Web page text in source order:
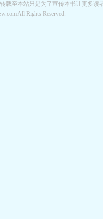
载至本站只是为了宣传本书让更多读
All Rights Reserved.